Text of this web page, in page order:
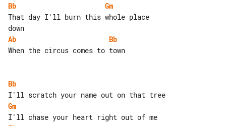
Bb
Gm
That day I'll burn this whole place
Ab
Bb
When the circus comes to town
Bb
Gm